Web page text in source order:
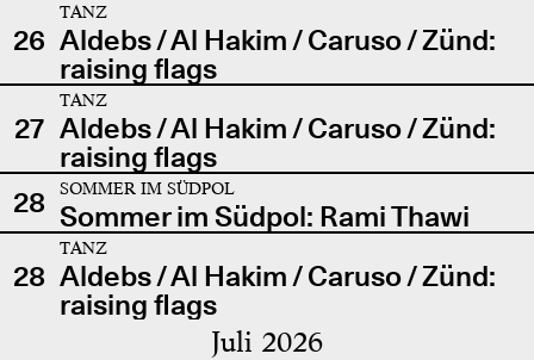
26
TANZ
Aldebs / Al Hakim / Caruso / Zünd:
raising flags
27
TANZ
Aldebs / Al Hakim / Caruso / Zünd:
raising flags
28
SOMMER IM SÜDPOL
Sommer im Südpol: Rami Thawi
28
TANZ
Aldebs / Al Hakim / Caruso / Zünd:
raising flags
Juli 2026